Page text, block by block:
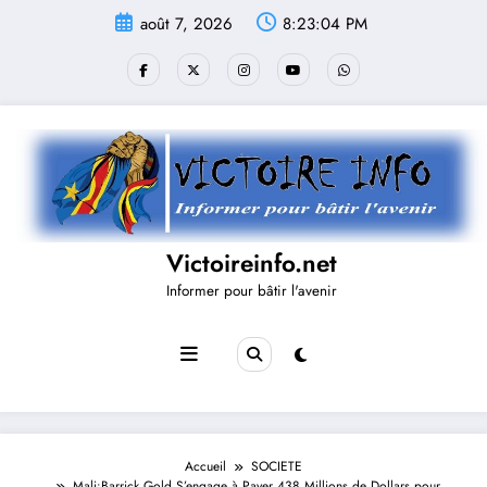
août 7, 2026 8:23:05 PM
Victoireinfo.net
Informer pour bâtir l'avenir
Accueil
SOCIETE